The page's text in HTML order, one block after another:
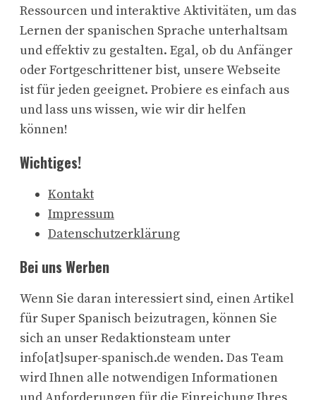
Ressourcen und interaktive Aktivitäten, um das
Lernen der spanischen Sprache unterhaltsam
und effektiv zu gestalten. Egal, ob du Anfänger
oder Fortgeschrittener bist, unsere Webseite
ist für jeden geeignet. Probiere es einfach aus
und lass uns wissen, wie wir dir helfen
können!
Wichtiges!
Kontakt
Impressum
Datenschutzerklärung
Bei uns Werben
Wenn Sie daran interessiert sind, einen Artikel
für Super Spanisch beizutragen, können Sie
sich an unser Redaktionsteam unter
info[at]super-spanisch.de wenden. Das Team
wird Ihnen alle notwendigen Informationen